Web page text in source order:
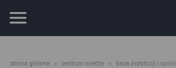
strona główna » centrum wiedzy » baza instytucji i opinii